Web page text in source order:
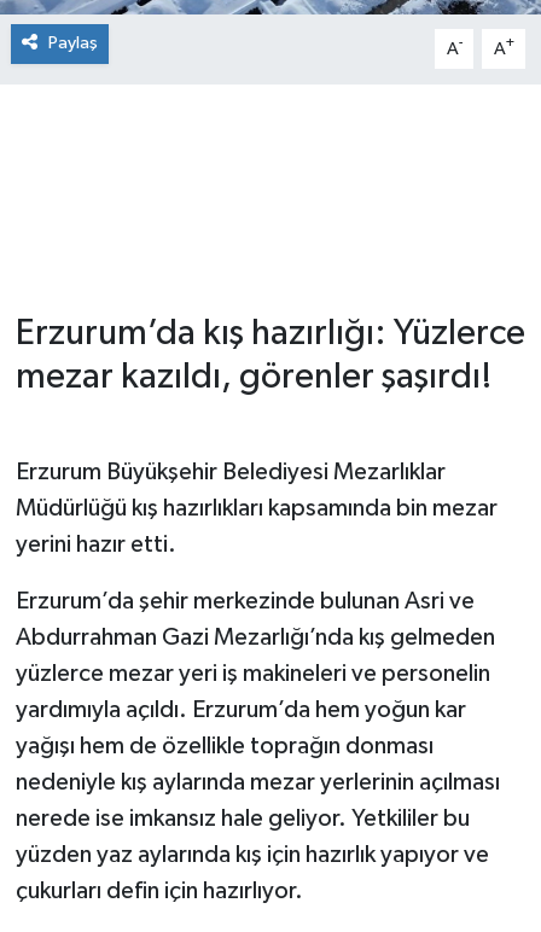
Paylaş A- A+
Erzurum’da kış hazırlığı: Yüzlerce
mezar kazıldı, görenler şaşırdı!
Erzurum Büyükşehir Belediyesi Mezarlıklar
Müdürlüğü kış hazırlıkları kapsamında bin mezar
yerini hazır etti.
Erzurum’da şehir merkezinde bulunan Asri ve
Abdurrahman Gazi Mezarlığı’nda kış gelmeden
yüzlerce mezar yeri iş makineleri ve personelin
yardımıyla açıldı. Erzurum’da hem yoğun kar
yağışı hem de özellikle toprağın donması
nedeniyle kış aylarında mezar yerlerinin açılması
nerede ise imkansız hale geliyor. Yetkililer bu
yüzden yaz aylarında kış için hazırlık yapıyor ve
çukurları defin için hazırlıyor.